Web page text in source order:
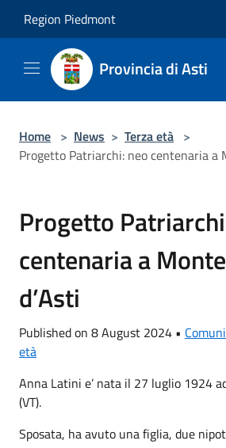
Region Piedmont
Provincia di Asti
Home > News > Terza età >
Progetto Patriarchi: neo centenaria a
Progetto
centenaria a
d’Asti
Published on 8 August 2024 •
età
Anna Latini e’ nata il 27 luglio 1924
(VT).
Sposata, ha avuto una figlia, due